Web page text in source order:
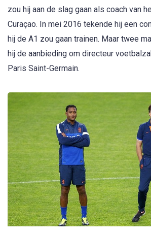
zou hij aan de slag gaan als coach van
Curaçao. In mei 2016 tekende hij een
hij de A1 zou gaan trainen. Maar twee
hij de aanbieding om directeur
Paris Saint-Germain.